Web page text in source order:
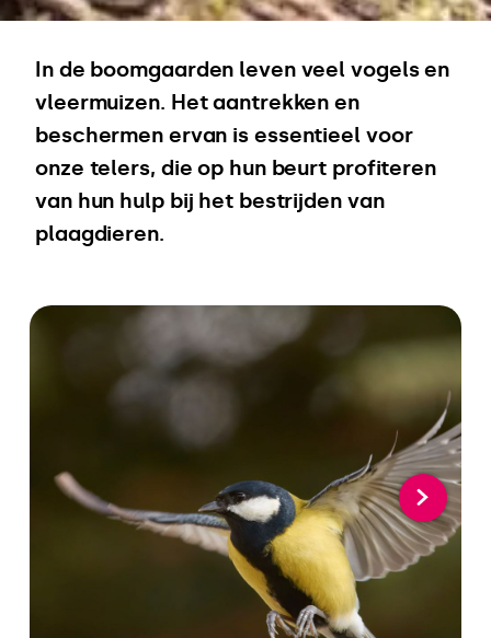
In de boomgaarden leven veel vogels en
vleermuizen. Het aantrekken en
beschermen ervan is essentieel voor
onze telers, die op hun beurt profiteren
van hun hulp bij het bestrijden van
plaagdieren.